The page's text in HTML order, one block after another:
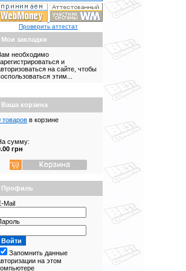
Проверить аттестат
Мои закладки
необходимо
и
на сайте, чтобы
этим...
Ваша корзина
товаров в корзине
сумму:
грн
Профиль
Mail
Запомнить данные
на этом